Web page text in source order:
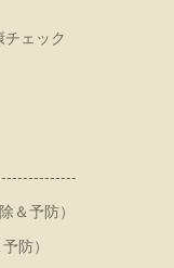
ェック
予防）
防）